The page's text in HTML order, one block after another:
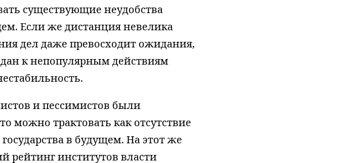
существующие неудобства
Если же дистанция невелика
дел даже превосходит ожидания,
к непопулярным действиям
и пессимистов были
можно трактовать как отсутствие
в будущем. На этот же
рейтинг институтов власти